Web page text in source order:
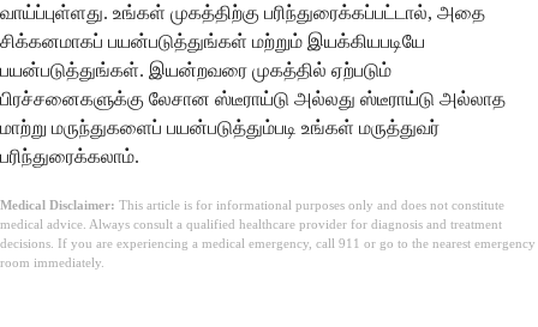
வாய்ப்புள்ளது. உங்கள் முகத்திற்கு பரிந்துரைக்கப்பட்டால், அதை
சிக்கனமாகப் பயன்படுத்துங்கள் மற்றும் இயக்கியபடியே
பயன்படுத்துங்கள். இயன்றவரை முகத்தில் ஏற்படும்
பிரச்சனைகளுக்கு லேசான ஸ்டீராய்டு அல்லது ஸ்டீராய்டு அல்லாத
மாற்று மருந்துகளைப் பயன்படுத்தும்படி உங்கள் மருத்துவர்
பரிந்துரைக்கலாம்.
Medical Disclaimer: This article is for informational purposes only and does not constitute
medical advice. Always consult a qualified healthcare provider for diagnosis and treatment
decisions. If you are experiencing a medical emergency, call 911 or go to the nearest emergency
room immediately.